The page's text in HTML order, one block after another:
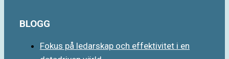
BLOGG
Fokus på ledarskap och effektivitet i en